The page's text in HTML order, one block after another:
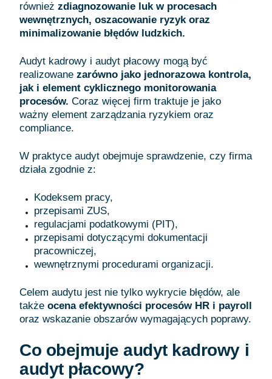
również zdiagnozowanie luk w procesach
wewnętrznych, oszacowanie ryzyk oraz
minimalizowanie błędów ludzkich.
Audyt kadrowy i audyt płacowy mogą być
realizowane zarówno jako jednorazowa kontrola,
jak i element cyklicznego monitorowania
procesów. Coraz więcej firm traktuje je jako
ważny element zarządzania ryzykiem oraz
compliance.
W praktyce audyt obejmuje sprawdzenie, czy firma
działa zgodnie z:
Kodeksem pracy,
przepisami ZUS,
regulacjami podatkowymi (PIT),
przepisami dotyczącymi dokumentacji
pracowniczej,
wewnętrznymi procedurami organizacji.
Celem audytu jest nie tylko wykrycie błędów, ale
także ocena efektywności procesów HR i payroll
oraz wskazanie obszarów wymagających poprawy.
Co obejmuje audyt kadrowy i
audyt płacowy?